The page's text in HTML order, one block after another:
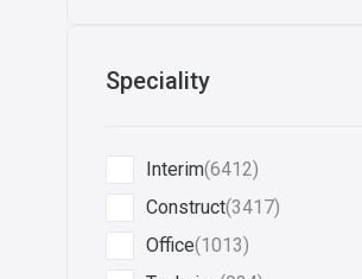
Speciality
Interim(6412)
Construct(3417)
Office(1013)